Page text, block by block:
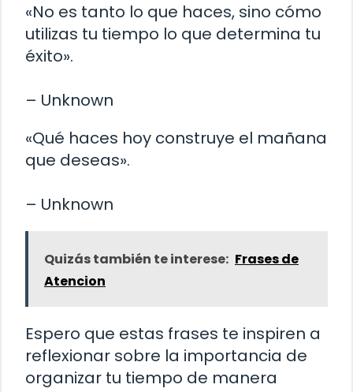
«No es tanto lo que haces, sino cómo
utilizas tu tiempo lo que determina tu
éxito».
– Unknown
«Qué haces hoy construye el mañana
que deseas».
– Unknown
Quizás también te interese: Frases de
Atencion
Espero que estas frases te inspiren a
reflexionar sobre la importancia de
organizar tu tiempo de manera